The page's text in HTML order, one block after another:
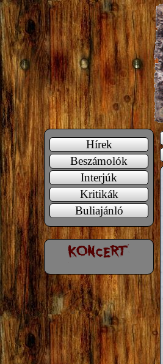
Hírek
Beszámolók
Interjúk
Kritikák
Buliajánló